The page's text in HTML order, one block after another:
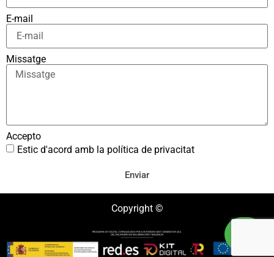
E-mail
Missatge
Accepto
Estic d'acord amb la política de privacitat
Enviar
Copyright ©